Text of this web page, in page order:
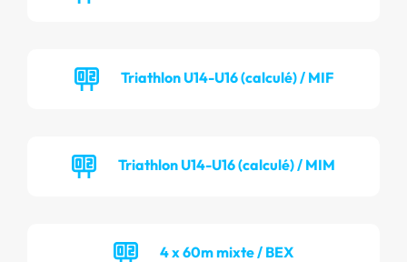
Triathlon U14-U16 (calculé) / MIF
Triathlon U14-U16 (calculé) / MIM
4 x 60m mixte / BEX